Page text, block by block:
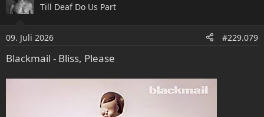
t
n
e
n
:
Till Deaf Do Us Part
09. Juli 2026 #229.079
Blackmail - Bliss, Please